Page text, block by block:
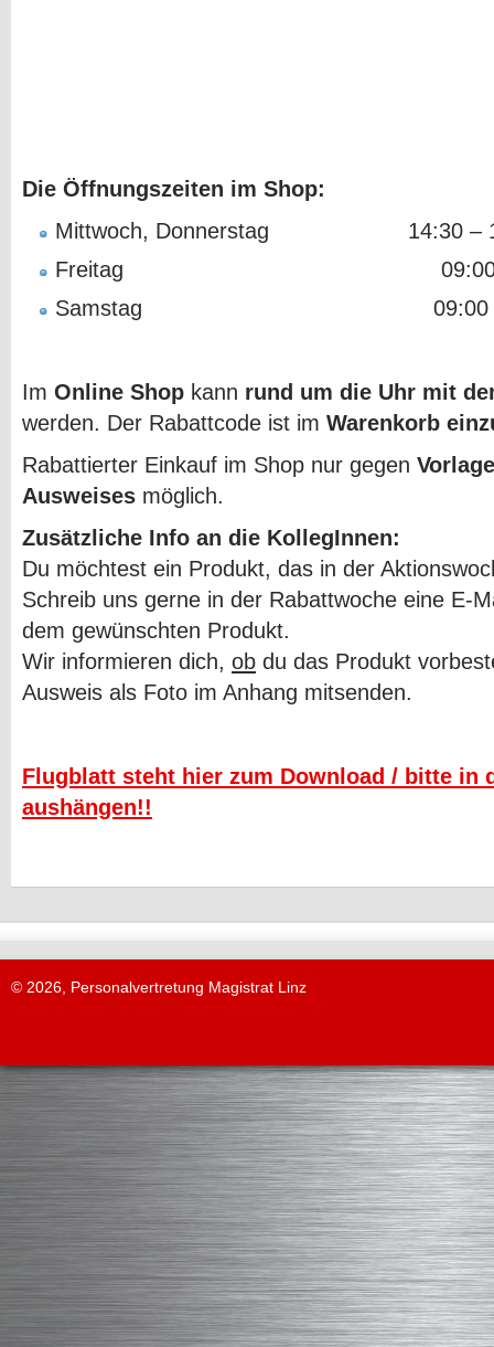
Die Öffnungszeiten im Shop:
Mittwoch, Donnerstag 14:30 –
Freitag 09:00 –
Samstag 09:00 –
Im Online Shop kann rund um die Uhr mit
werden. Der Rabattcode ist im Warenkorb
Rabattierter Einkauf im Shop nur gegen
Ausweises möglich.
Zusätzliche Info an die KollegInnen:
Du möchtest ein Produkt, das in der
Schreib uns gerne in der Rabattwoche eine E-
dem gewünschten Produkt.
Wir informieren dich, ob du das Produkt
Ausweis als Foto im Anhang mitsenden.
Flugblatt steht hier zum Download / bitte in
aushängen!!
© 2026, Personalvertretung Magistrat Linz